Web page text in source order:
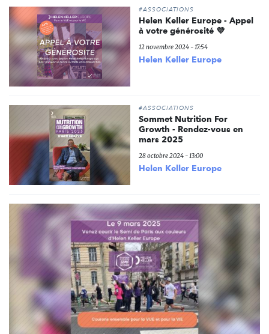
#ASSOCIATIONS
Helen Keller Europe - Appel
à votre générosité 💜
12 novembre 2024 - 17:54
Helen Keller Europe
#ASSOCIATIONS
Sommet Nutrition For
Growth - Rendez-vous en
mars 2025
28 octobre 2024 - 13:00
Helen Keller Europe